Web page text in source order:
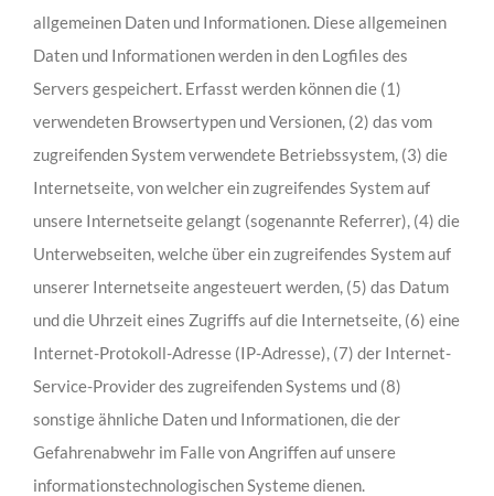
allgemeinen Daten und Informationen. Diese allgemeinen
Daten und Informationen werden in den Logfiles des
Servers gespeichert. Erfasst werden können die (1)
verwendeten Browsertypen und Versionen, (2) das vom
zugreifenden System verwendete Betriebssystem, (3) die
Internetseite, von welcher ein zugreifendes System auf
unsere Internetseite gelangt (sogenannte Referrer), (4) die
Unterwebseiten, welche über ein zugreifendes System auf
unserer Internetseite angesteuert werden, (5) das Datum
und die Uhrzeit eines Zugriffs auf die Internetseite, (6) eine
Internet-Protokoll-Adresse (IP-Adresse), (7) der Internet-
Service-Provider des zugreifenden Systems und (8)
sonstige ähnliche Daten und Informationen, die der
Gefahrenabwehr im Falle von Angriffen auf unsere
informationstechnologischen Systeme dienen.